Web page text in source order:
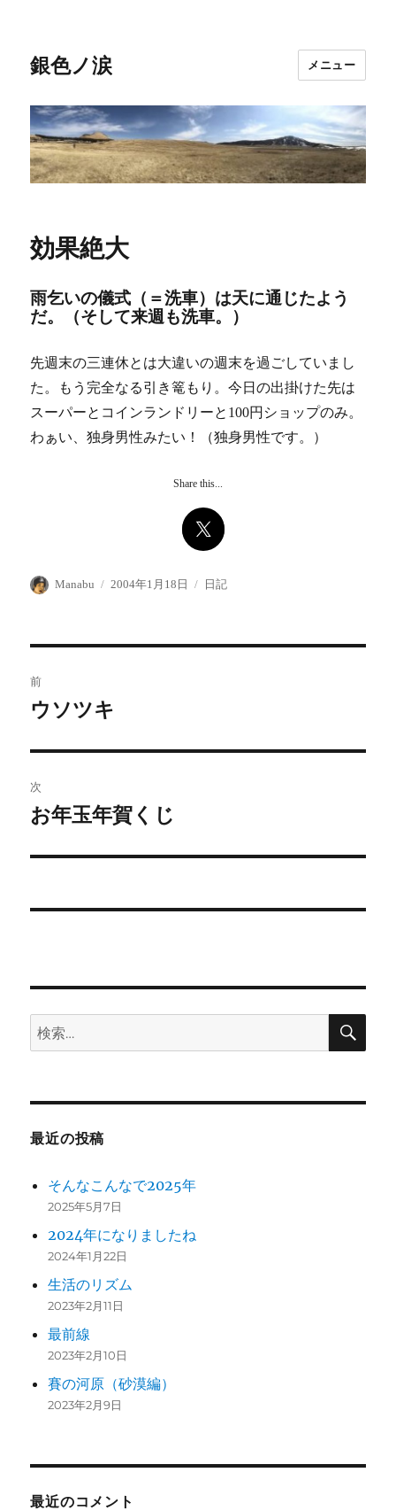
銀色ノ涙 メニュー
効果絶大
雨乞いの儀式（＝洗車）は天に通じたよう
だ。（そして来週も洗車。）
先週末の三連休とは大違いの週末を過ごしていまし
た。もう完全なる引き篭もり。今日の出掛けた先は
スーパーとコインランドリーと100円ショップのみ。
わぁい、独身男性みたい！（独身男性です。）
Share this...
投
Manabu
投
2004年1月18日
カ
日記
稿
ビ
ゲ
ー
前
前
投
稿:
ウソツキ
次
次
投
お年玉年賀くじ
検
索:
検
最近の投稿
そんなこんなで2025年
2025年5月7日
2024年になりましたね
2024年1月22日
生活のリズム
2023年2月11日
最前線
2023年2月10日
賽の河原（砂漠編）
2023年2月9日
最近のコメント